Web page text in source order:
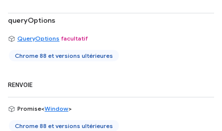
queryOptions
QueryOptions facultatif
Chrome 88 et versions ultérieures
RENVOIE
Promise<Window>
Chrome 88 et versions ultérieures